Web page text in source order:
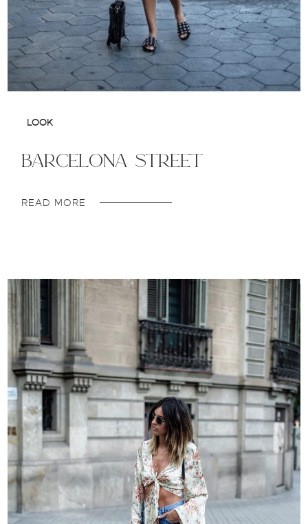
LOOK
barcelona street
READ MORE